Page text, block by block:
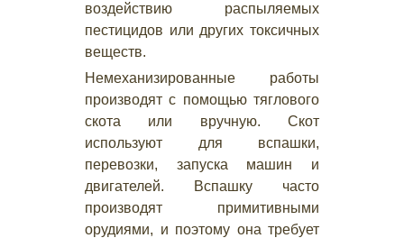
воздействию распыляемых
пестицидов или других токсичных
веществ.
Немеханизированные работы
производят с помощью тяглового
скота или вручную. Скот
используют для вспашки,
перевозки, запуска машин и
двигателей. Вспашку часто
производят примитивными
орудиями, и поэтому она требует